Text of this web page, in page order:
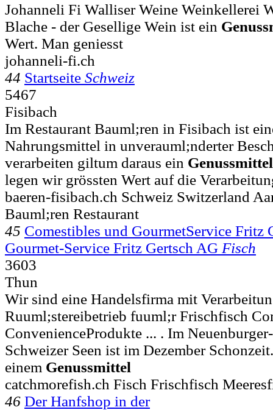
Johanneli Fi Walliser Weine Weinkellerei
Blache - der Gesellige Wein ist ein
Wert. Man geniesst
johanneli-fi.ch
44 Startseite Schweiz
5467
Fisibach
Im Restaurant Bauml;ren in Fisibach ist
Nahrungsmittel in unverauml;nderter
verarbeiten giltum daraus ein Genussmittel
legen wir grössten Wert auf die
baeren-fisibach.ch Schweiz Switzerland
Bauml;ren Restaurant
45 Comestibles und GourmetService Fritz
Gourmet-Service Fritz Gertsch AG Fisch
3603
Thun
Wir sind eine Handelsfirma mit
Ruuml;stereibetrieb fuuml;r Frischfisch
ConvenienceProdukte ... . Im
Schweizer Seen ist im Dezember
einem Genussmittel
catchmorefish.ch Fisch Frischfisch
46 Der Hanfshop in der